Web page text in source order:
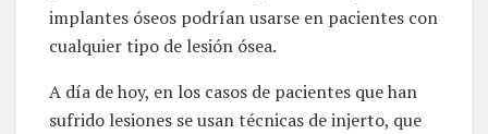
implantes óseos podrían usarse en pacientes con
cualquier tipo de lesión ósea.
A día de hoy, en los casos de pacientes que han
sufrido lesiones se usan técnicas de injerto, que